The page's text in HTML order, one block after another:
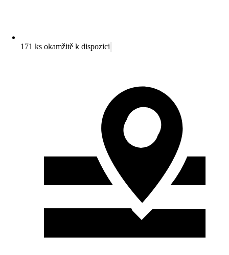
171 ks okamžitě k dispozici